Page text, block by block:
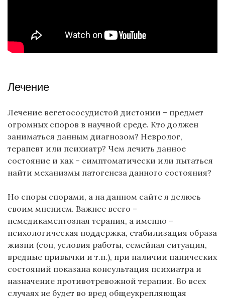
Лечение
Лечение вегетососудистой дистонии – предмет
огромных споров в научной среде. Кто должен
заниматься данным диагнозом? Невролог,
терапевт или психиатр? Чем лечить данное
состояние и как – симптоматически или пытаться
найти механизмы патогенеза данного состояния?
Но споры спорами, а на данном сайте я делюсь
своим мнением. Важнее всего –
немедикаментозная терапия, а именно –
психологическая поддержка, стабилизация образа
жизни (сон, условия работы, семейная ситуация,
вредные привычки и т.п.), при наличии панических
состояний показана консультация психиатра и
назначение противотревожной терапии. Во всех
случаях не будет во вред общеукрепляющая